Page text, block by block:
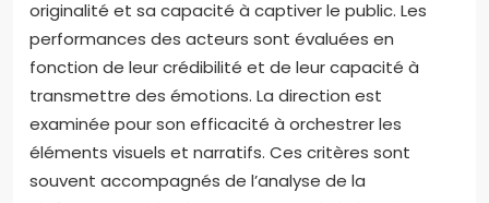
Quels critères sont utilisés pour évaluer les
films dramatiques lors des cérémonies de
remise de prix?
Les critères utilisés pour évaluer les films
dramatiques lors des cérémonies de remise de prix
incluent la qualité du scénario, la performance des
acteurs, et la direction. Le scénario est jugé sur son